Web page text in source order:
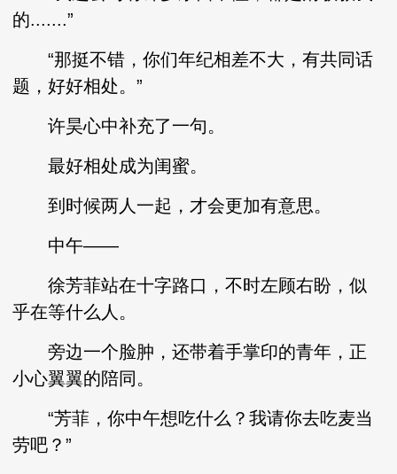
的.......”
“那挺不错，你们年纪相差不大，有共同话
题，好好相处。”
许昊心中补充了一句。
最好相处成为闺蜜。
到时候两人一起，才会更加有意思。
中午——
徐芳菲站在十字路口，不时左顾右盼，似
乎在等什么人。
旁边一个脸肿，还带着手掌印的青年，正
小心翼翼的陪同。
“芳菲，你中午想吃什么？我请你去吃麦当
劳吧？”